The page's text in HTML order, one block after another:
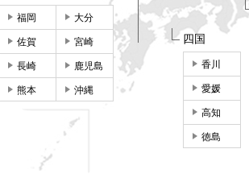
四国
香川
愛媛
高知
徳島
福岡 大分
佐賀 宮崎
長崎 鹿児島
熊本 沖縄